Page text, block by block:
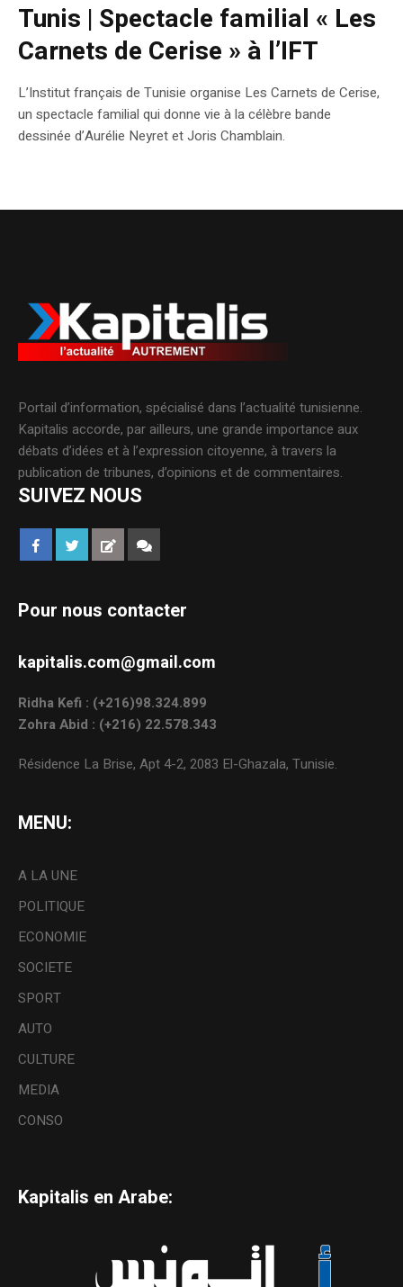
Tunis | Spectacle familial « Les
Carnets de Cerise » à l’IFT
L’Institut français de Tunisie organise Les Carnets de Cerise,
un spectacle familial qui donne vie à la célèbre bande
dessinée d’Aurélie Neyret et Joris Chamblain.
Portail d’information, spécialisé dans l’actualité tunisienne.
Kapitalis accorde, par ailleurs, une grande importance aux
débats d’idées et à l’expression citoyenne, à travers la
publication de tribunes, d’opinions et de commentaires.
SUIVEZ NOUS
Pour nous contacter
kapitalis.com@gmail.com
Ridha Kefi : (+216)98.324.899
Zohra Abid : (+216) 22.578.343
Résidence La Brise, Apt 4-2, 2083 El-Ghazala, Tunisie.
MENU:
A LA UNE
POLITIQUE
ECONOMIE
SOCIETE
SPORT
AUTO
CULTURE
MEDIA
CONSO
Kapitalis en Arabe: